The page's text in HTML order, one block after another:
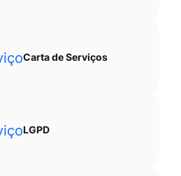
Carta de Serviços
LGPD